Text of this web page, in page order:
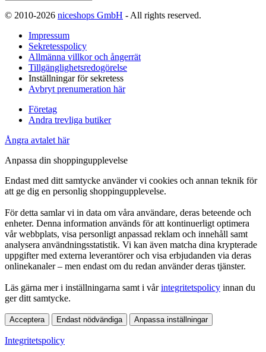
© 2010-2026 niceshops GmbH - All rights reserved.
Impressum
Sekretesspolicy
Allmänna villkor och ångerrät
Tillgänglighetsredogörelse
Inställningar för sekretess
Avbryt prenumeration här
Företag
Andra trevliga butiker
Ångra avtalet här
Anpassa din shoppingupplevelse
Endast med ditt samtycke använder vi cookies och annan teknik för
att ge dig en personlig shoppingupplevelse.
För detta samlar vi in data om våra användare, deras beteende och
enheter. Denna information används för att kontinuerligt optimera
vår webbplats, visa personligt anpassad reklam och innehåll samt
analysera användningsstatistik. Vi kan även matcha dina krypterade
uppgifter med externa leverantörer och visa erbjudanden via deras
onlinekanaler – men endast om du redan använder deras tjänster.
Läs gärna mer i inställningarna samt i vårintegritetspolicy innan du
ger ditt samtycke.
Acceptera Endast nödvändiga Anpassa inställningar
Integritetspolicy